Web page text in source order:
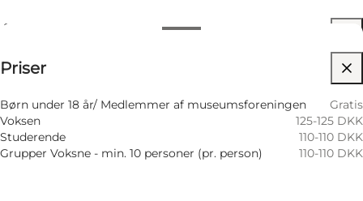
Filtrér efter måned
11 August
Tirsdag
10:00 AM–04:00 PM
12 August
Onsdag
10:00 AM–04:00 PM
13 August
10:00 AM–04:00 PM
Priser
Børn under 18 år/ Medlemmer af museumsforeningen
Gratis
Voksen
125-125 DKK
Studerende
110-110 DKK
Grupper Voksne - min. 10 personer (pr. person)
110-110 DKK
Besøg hjemmeside
Venner, Min partner, Mig selv